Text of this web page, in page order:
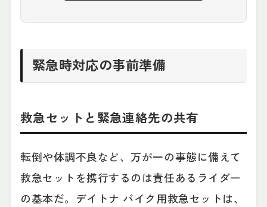
緊急時対応の事前準備
救急セットと緊急連絡先の共有
転倒や体調不良など、万が一の事態に備えて
救急セットを携行するのは責任あるライダー
の基本だ。デイトナ バイク用救急セットは、